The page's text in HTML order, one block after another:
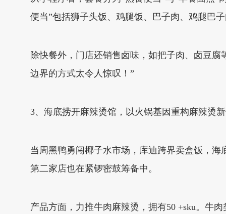
便当”包括狮子头饭、鸡腿饭、巴子肉、鸡腿巴
除快餐外，门店还销售卤味，如把子肉、卤豆
边界的方式太令人惊叹！”
3、海底捞开麻辣烫馆，以火锅基因重构麻辣烫
当周黑鸭勇闯椰子水市场，库迪跨界卖盒饭，
第二家店也在紧锣密鼓筹备中。
产品方面，力推牛肉麻辣烫，拥有50 +sku。牛